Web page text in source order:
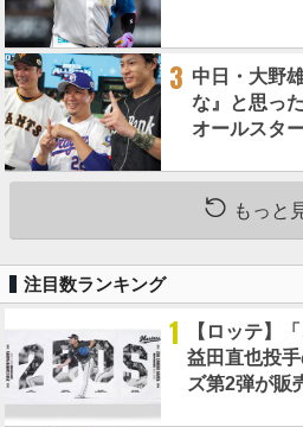
3 中日・大野
な』と思っ
オールスタ
もっと
注目数ランキング
1
【ロッテ】
益田直也投
ズ第2弾が販